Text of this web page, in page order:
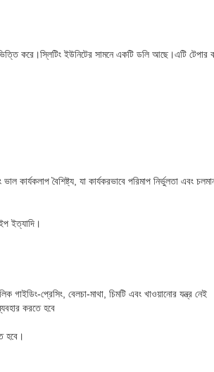
করে।স্লিটিং ইউনিটের সামনে একটি ডলি আছে।এটি টেপার
বৈশিষ্ট্য, যা কার্যকরভাবে পরিমাপ নির্ভুলতা এবং
ইত্যাদি।
গাইডিং-প্রেসিং, বেলচা-মাথা, চিমটি এবং খাওয়ানোর যন্ত্র নেই
করতে হবে
হবে।